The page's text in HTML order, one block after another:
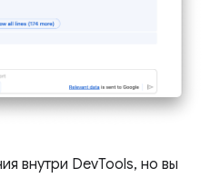
внутри DevTools, но вы